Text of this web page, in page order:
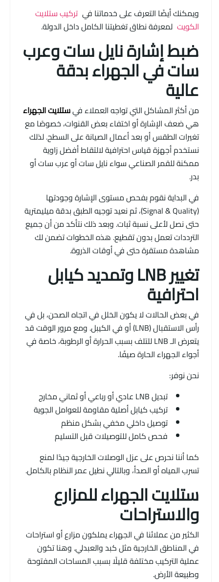
ويمكنك أيضًا التعرف على خدماتنا في تركيب ستلايت
الكويت لمعرفة نطاق تغطيتنا الكامل داخل الدولة.
ضبط إشارة نايل سات وعرب
سات في الجهراء بدقة
عالية
من أكثر المشاكل التي تواجه العملاء فيستلايت الجهراء
هي ضعف الإشارة أو اختفاء بعض القنوات، خصوصًا مع
تغيرات الطقس أو بعد أعمال الصيانة على السطح. لذلك
نستخدم أجهزة قياس احترافية لالتقاط أفضل زاوية
ممكنة للقمر الصناعي سواء نايل سات أو عرب سات أو
بدر.
في البداية نقوم بفحص مستوى الإشارة وجودتها
(Signal & Quality)، ثم نعيد توجيه الطبق بدقة ميليمترية
حتى نصل لأعلى نسبة ثبات. وبعد ذلك نتأكد من أن جميع
الترددات تعمل بدون تقطيع. هذه الخطوات تضمن لك
مشاهدة مستقرة حتى في أوقات الذروة.
تغيير LNB وتمديد كيابل
احترافية
في بعض الحالات لا يكون الخلل في اتجاه الصحن، بل في
رأس الاستقبال (LNB) أو في الكيبل. ومع مرور الوقت قد
يتعرض الـ LNB للتلف بسبب الحرارة أو الرطوبة، خاصة في
أجواء الجهراء الحارة صيفًا.
نحن نوفر:
تبديل LNB عادي أو رباعي أو ثماني مخارج
تركيب كيابل أصلية مقاومة للعوامل الجوية
توصيل داخلي مخفي بشكل منظم
فحص كامل للتوصيلات قبل التسليم
كما أننا نحرص على عزل الوصلات الخارجية جيدًا لمنع
تسرب المياه أو الصدأ، وبالتالي نطيل عمر النظام بالكامل.
ستلايت الجهراء للمزارع
والاستراحات
الكثير من عملائنا في الجهراء يملكون مزارع أو استراحات
في المناطق الخارجية مثل كبد والعبدلي. وهنا تكون
عملية التركيب مختلفة قليلًا بسبب المساحات المفتوحة
وطبيعة الأرض.